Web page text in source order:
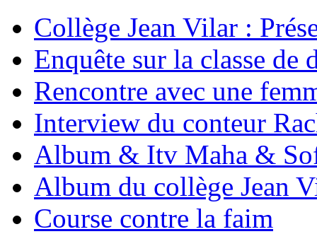
Collège Jean Vilar :
Enquête sur la classe de
Rencontre avec une
Interview du conteur
Album & Itv Maha &
Album du collège Jean
Course contre la faim